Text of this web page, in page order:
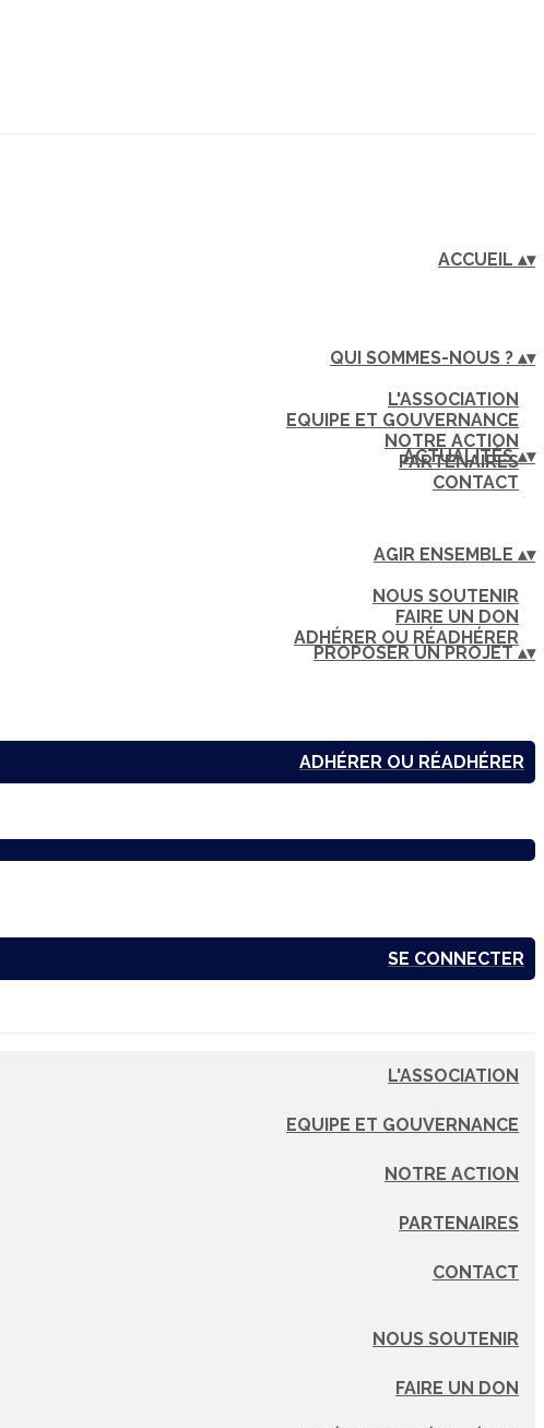
ACCUEIL ▴▾
QUI SOMMES-NOUS ? ▴▾
L'ASSOCIATION
EQUIPE ET GOUVERNANCE
NOTRE ACTION
PARTENAIRES
CONTACT
ACTUALITÉS▴▾
AGIR ENSEMBLE ▴▾
NOUS SOUTENIR
FAIRE UN DON
ADHÉRER OU RÉADHÉRER
PROPOSER UN PROJET▴▾
ADHÉRER OU RÉADHÉRER
SE CONNECTER
L'ASSOCIATION
EQUIPE ET GOUVERNANCE
NOTRE ACTION
PARTENAIRES
CONTACT
NOUS SOUTENIR
FAIRE UN DON